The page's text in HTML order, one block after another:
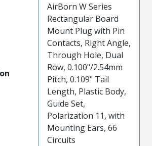
AirBorn W Series
Rectangular Board
Mount Plug with Pin
Contacts, Right Angle,
Through Hole, Dual
Row, 0.100"/2.54mm
Pitch, 0.109" Tail
Length, Plastic Body,
Guide Set,
Polarization 11, with
Mounting Ears, 66
Circuits